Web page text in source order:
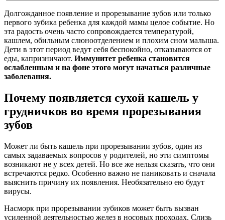
Долгожданное появление и прорезывание зубов или только
первого зубика ребенка для каждой мамы целое событие. Но
эта радость очень часто сопровождается температурой,
кашлем, обильным слюноотделением и плохим сном малыша.
Дети в этот период ведут себя беспокойно, отказываются от
еды, капризничают. Иммунитет ребенка становится
ослабленным и на фоне этого могут начаться различные
заболевания.
Почему появляется сухой кашель у
грудничков во время прорезывания
зубов
Может ли быть кашель при прорезывании зубов, один из
самых задаваемых вопросов у родителей, но эти симптомы
возникают не у всех детей. Но все же нельзя сказать, что они
встречаются редко. Особенно важно не паниковать и сначала
выяснить причину их появления. Необязательно ею будут
вирусы.
Насморк при прорезывании зубиков может быть вызван
усиленной деятельностью желез в носовых проходах. Слизь